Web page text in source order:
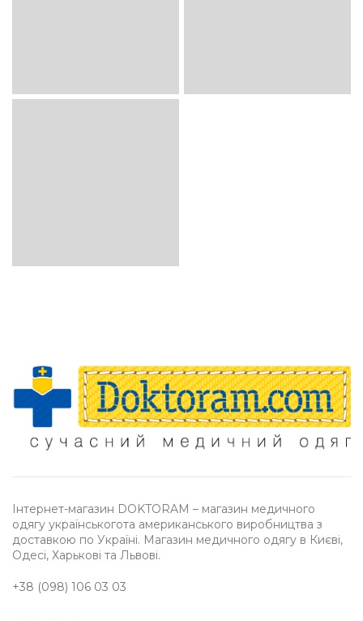
Інтернет-магазин DOKTORAM – магазин медичного
одягу українськогота американського виробництва з
доставкою по Україні. Магазин медичного одягу в Києві,
Одесі, Харькові та Львові.
+38 (098) 106 03 03